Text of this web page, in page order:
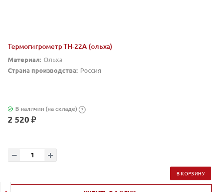
Термогигрометр TH-22A (ольха)
Материал: Ольха
Страна производства: Россия
В наличии (на складе) ?
2 520 ₽
В КОРЗИНУ